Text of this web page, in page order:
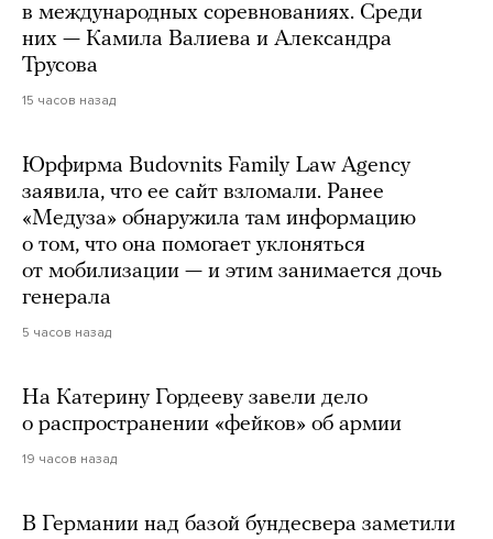
в международных соревнованиях. Среди
них — Камила Валиева и Александра
Трусова
15 часов назад
Юрфирма Budovnits Family Law Agency
заявила, что ее сайт взломали. Ранее
«Медуза» обнаружила там информацию
о том, что она помогает уклоняться
от мобилизации — и этим занимается дочь
генерала
5 часов назад
На Катерину Гордееву завели дело
о распространении «фейков» об армии
19 часов назад
В Германии над базой бундесвера заметили